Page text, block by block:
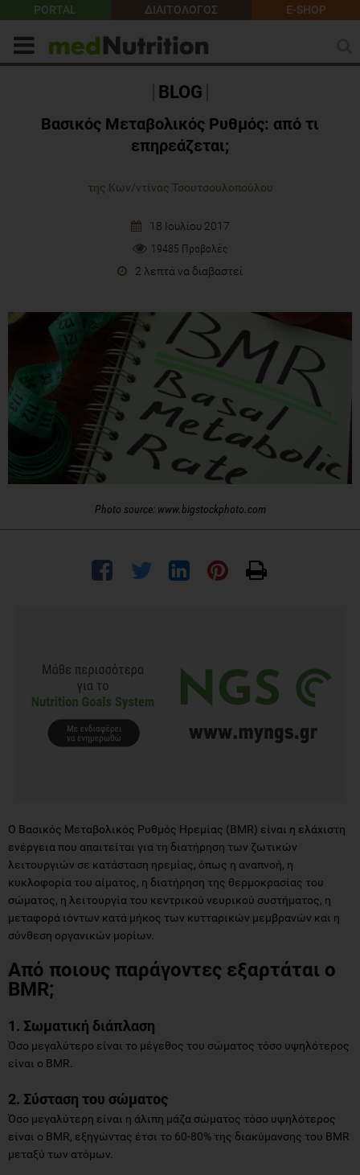
PORTAL ΔΙΑΙΤΟΛΟΓΟΣ E-SHOP
BLOG
Βασικός Μεταβολικός Ρυθμός: από τι
επηρεάζεται;
της Κων/ντίνας Τσουτσουλοπούλου
18 Ιουλίου 2017
19485 Προβολές
2 λεπτά να διαβαστεί
Photo source: www.bigstockphoto.com
Ο Βασικός Μεταβολικός Ρυθμός Ηρεμίας (BMR) είναι η ελάχιστη
ενέργεια που απαιτείται για τη διατήρηση των ζωτικών
λειτουργιών σε κατάσταση ηρεμίας, όπως η αναπνοή, η
κυκλοφορία του αίματος, η διατήρηση της θερμοκρασίας του
σώματος, η λειτουργία του κεντρικού νευρικού συστήματος, η
μεταφορά ιόντων κατά μήκος των κυτταρικών μεμβρανών και η
σύνθεση οργανικών μορίων.
Από ποιους παράγοντες εξαρτάται ο
BMR;
1. Σωματική διάπλαση
Όσο μεγαλύτερο είναι το μέγεθος του σώματος τόσο υψηλότερος
είναι ο BMR.
2. Σύσταση του σώματος
Όσο μεγαλύτερη είναι η άλιπη μάζα σώματος τόσο υψηλότερος
είναι ο BMR, εξηγώντας έτσι το 60-80% της διακύμανσης του BMR
μεταξύ των ατόμων.